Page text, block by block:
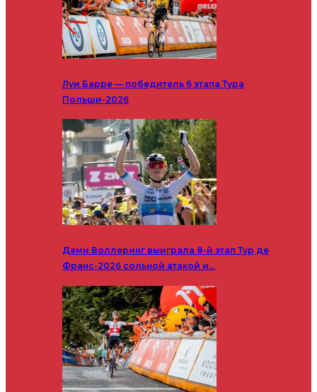
Луи Барре — победитель 6 этапа Тура
Польши-2026
Деми Воллеринг выиграла 8-й этап Тур де
Франс-2026 сольной атакой и…